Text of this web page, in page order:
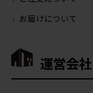
お届けについて
運営会